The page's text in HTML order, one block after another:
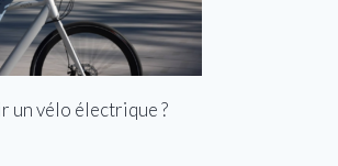
un vélo électrique ?